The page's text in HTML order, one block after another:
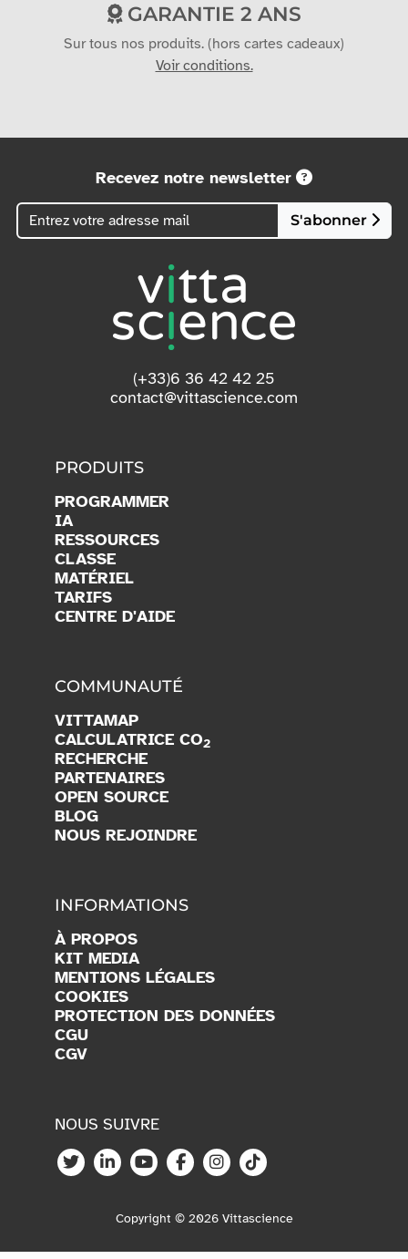
Sur tous nos produits. (hors cartes cadeaux)
Voir conditions.
(+33)6 36 42 42 25
contact@vittascience.com
PROGRAMMER
IA
RESSOURCES
CLASSE
MATÉRIEL
TARIFS
CENTRE D'AIDE
VITTAMAP
CALCULATRICE CO
RECHERCHE
PARTENAIRES
OPEN SOURCE
BLOG
NOUS REJOINDRE
À PROPOS
KIT MEDIA
MENTIONS LÉGALES
COOKIES
PROTECTION DES DONNÉES
CGU
CGV